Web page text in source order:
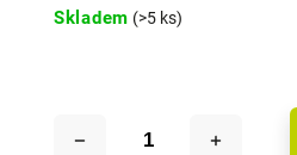
Skladem (>5 ks)